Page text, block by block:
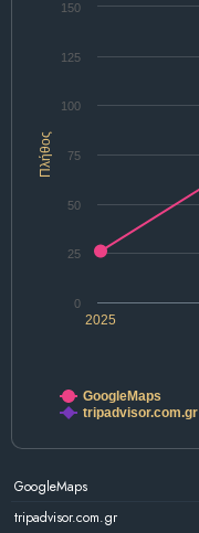
Πλήθος
2025
0
25
50
75
100
125
150
GoogleMaps
tripadvisor.com.gr
GoogleMaps
tripadvisor.com.gr